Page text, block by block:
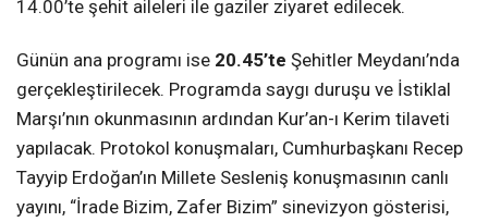
14.00’te şehit aileleri ile gaziler ziyaret edilecek.
Günün ana programı ise 20.45’te Şehitler Meydanı’nda
gerçekleştirilecek. Programda saygı duruşu ve İstiklal
Marşı’nın okunmasının ardından Kur’an-ı Kerim tilaveti
yapılacak. Protokol konuşmaları, Cumhurbaşkanı Recep
Tayyip Erdoğan’ın Millete Sesleniş konuşmasının canlı
yayını, “İrade Bizim, Zafer Bizim” sinevizyon gösterisi,